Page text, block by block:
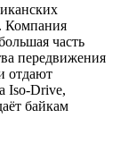
Компания
часть
передвижения
отдают
Iso-Drive,
байкам